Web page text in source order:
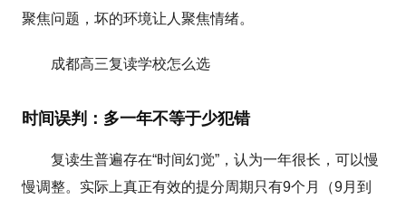
聚焦问题，坏的环境让人聚焦情绪。
成都高三复读学校怎么选
时间误判：多一年不等于少犯错
复读生普遍存在“时间幻觉”，认为一年很长，可以慢
慢调整。实际上真正有效的提分周期只有9个月（9月到